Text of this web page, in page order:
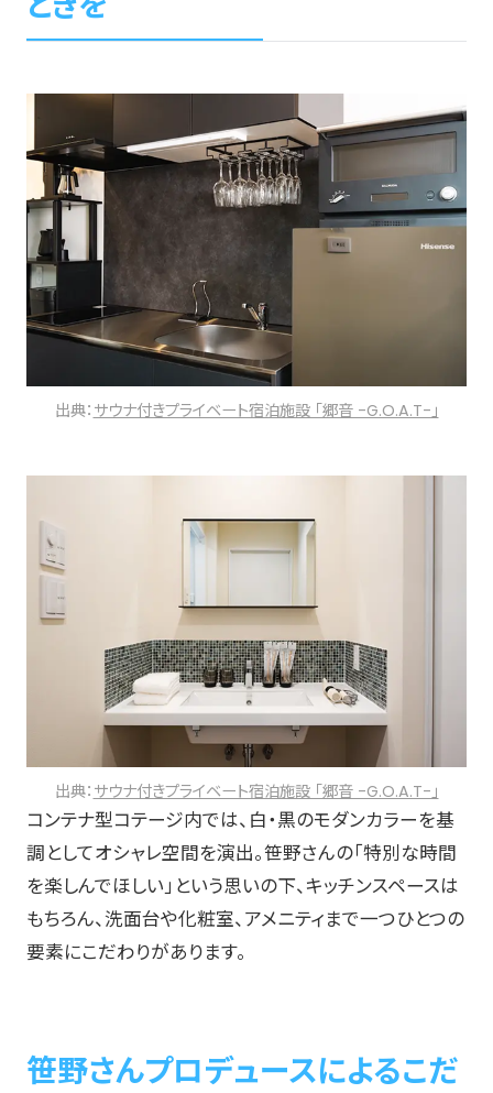
出典： サウナ付きプライベート宿泊施設 「郷音 -G.O.A.T-」
出典： サウナ付きプライベート宿泊施設 「郷音 -G.O.A.T-」
コンテナ型コテージ内では、白・黒のモダンカラーを基
調としてオシャレ空間を演出。笹野さんの「特別な時間
を楽しんでほしい」という思いの下、キッチンスペースは
もちろん、洗面台や化粧室、アメニティまで一つひとつの
要素にこだわりがあります。
笹野さんプロデュースによるこだ